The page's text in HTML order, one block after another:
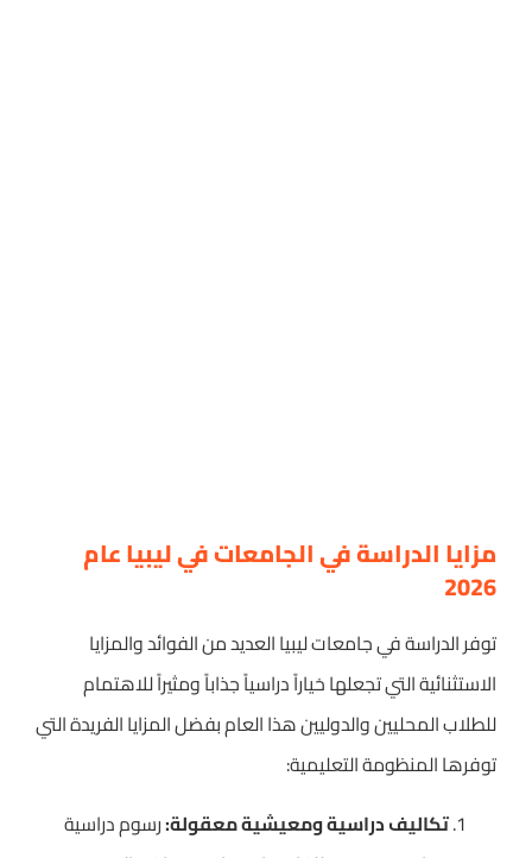
مزايا الدراسة في الجامعات في ليبيا عام
2026
توفر الدراسة في جامعات ليبيا العديد من الفوائد والمزايا
الاستثنائية التي تجعلها خياراً دراسياً جذاباً ومثيراً للاهتمام
للطلاب المحليين والدوليين هذا العام بفضل المزايا الفريدة التي
توفرها المنظومة التعليمية:
تكاليف دراسية ومعيشية معقولة:رسوم دراسية